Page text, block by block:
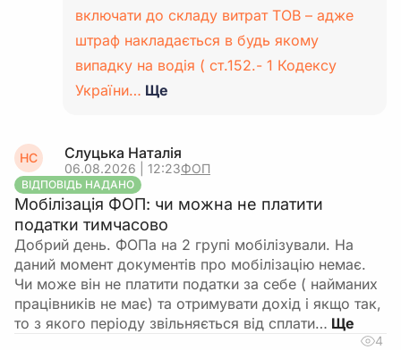
включати до складу витрат ТОВ – адже
штраф накладається в будь якому
випадку на водія ( ст.152.- 1 Кодексу
України… Ще
НС Слуцька Наталія
06.08.2026 | 12:23ФОП
ВІДПОВІДЬ НАДАНО
Мобілізація ФОП: чи можна не платити
податки тимчасово
Добрий день. ФОПа на 2 групі мобілізували. На
даний момент документів про мобілізацію немає.
Чи може він не платити податки за себе ( найманих
працівників не має) та отримувати дохід і якщо так,
то з якого періоду звільняється від сплати…
4